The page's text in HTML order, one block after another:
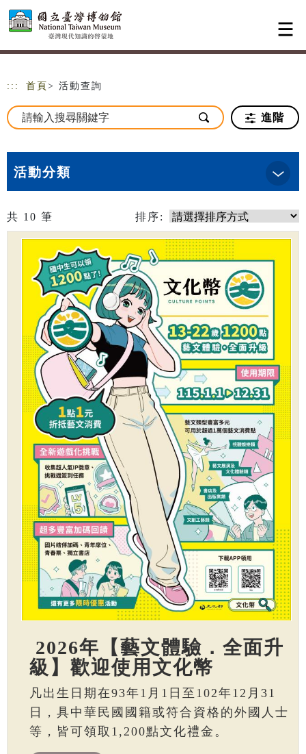
跳到主要內容
網站導覽
::: 首頁 > 活動查詢
進階
活動分類
共 10 筆 排序:
2026年【藝文體驗．全面升
級】歡迎使用文化幣
凡出生日期在93年1月1日至102年12月31
日，具中華民國國籍或符合資格的外國人士
等，皆可領取1,200點文化禮金。